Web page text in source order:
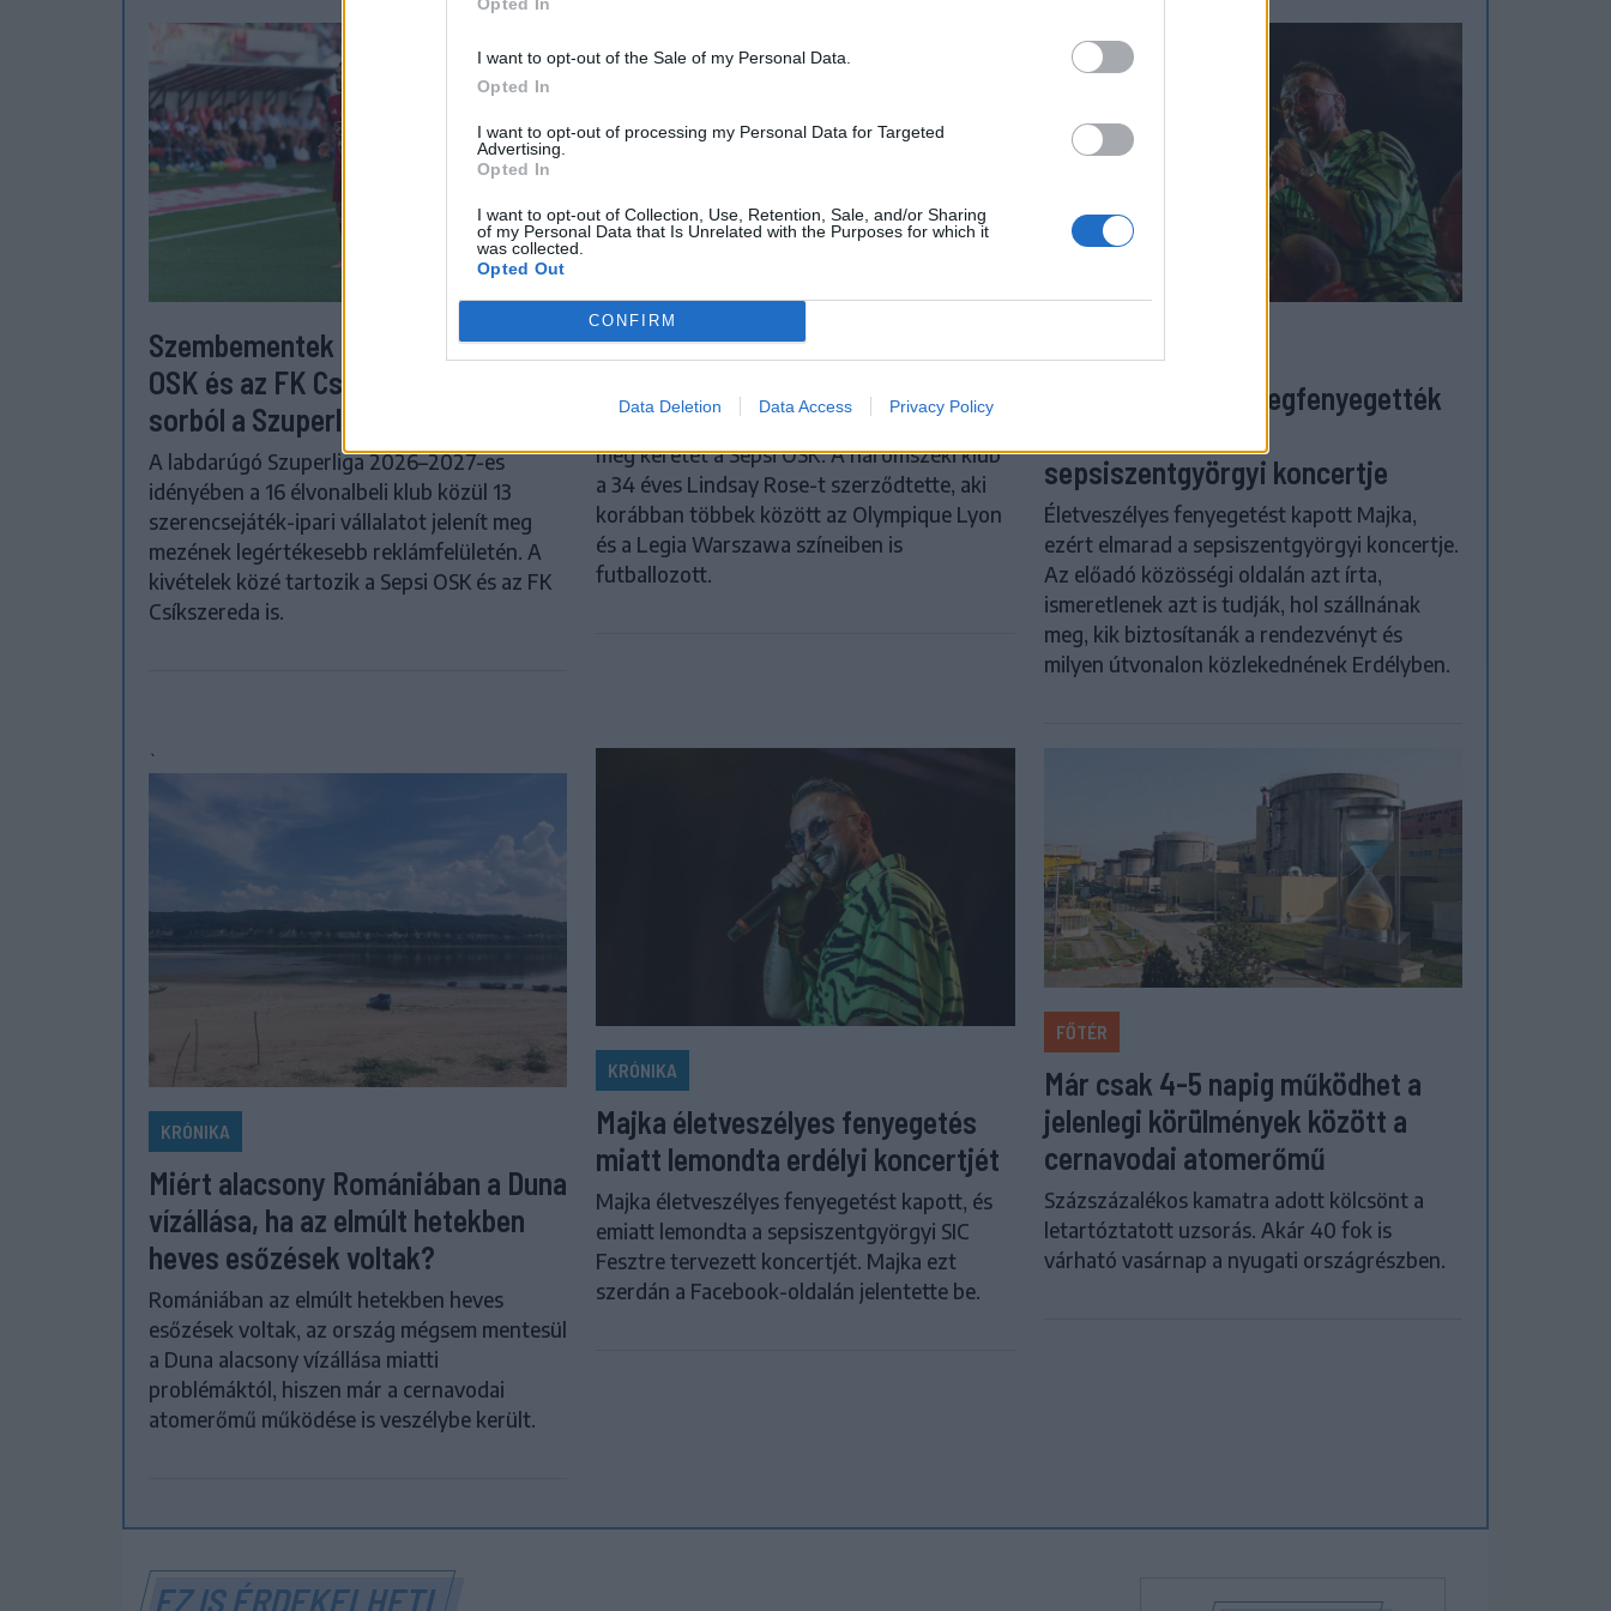
I want to opt-out of the Sale of my Personal Data.
Opted In
I want to opt-out of processing my Personal Data for Targeted
Advertising.
Opted In
I want to opt-out of Collection, Use, Retention, Sale, and/or Sharing
of my Personal Data that Is Unrelated with the Purposes for which it
was collected.
Opted Out
CONFIRM
Data Deletion Data Access Privacy Policy
Szembementek a trenddel: a Sepsi
OSK és az FK Csíkszereda kilóg a
sorból a Szuperligában
A labdarúgó Szuperliga 2026–2027-es
idényében a 16 élvonalbeli klub közül 13
szerencsejáték-ipari vállalatot jelenít meg
mezének legértékesebb reklámfelületén. A
kivételek közé tartozik a Sepsi OSK és az FK
Csíkszereda is.
Neves klubokban játszott a Sepsi
Újabb tapasztalt labdarúgóval erősítette
meg keretét a Sepsi OSK. A háromszéki klub
a 34 éves Lindsay Rose-t szerződtette, aki
korábban többek között az Olympique Lyon
és a Legia Warszawa színeiben is
futballozott.
Életveszélyesen megfenyegették
sepsiszentgyörgyi koncertje
Életveszélyes fenyegetést kapott Majka,
ezért elmarad a sepsiszentgyörgyi koncertje.
Az előadó közösségi oldalán azt írta,
ismeretlenek azt is tudják, hol szállnának
meg, kik biztosítanák a rendezvényt és
milyen útvonalon közlekednének Erdélyben.
`
KRÓNIKA
Miért alacsony Romániában a Duna
vízállása, ha az elmúlt hetekben
heves esőzések voltak?
Romániában az elmúlt hetekben heves
esőzések voltak, az ország mégsem mentesül
a Duna alacsony vízállása miatti
problémáktól, hiszen már a cernavodai
atomerőmű működése is veszélybe került.
KRÓNIKA
Majka életveszélyes fenyegetés
miatt lemondta erdélyi koncertjét
Majka életveszélyes fenyegetést kapott, és
emiatt lemondta a sepsiszentgyörgyi SIC
Fesztre tervezett koncertjét. Majka ezt
szerdán a Facebook-oldalán jelentette be.
FŐTÉR
Már csak 4-5 napig működhet a
jelenlegi körülmények között a
cernavodai atomerőmű
Százszázalékos kamatra adott kölcsönt a
letartóztatott uzsorás. Akár 40 fok is
várható vasárnap a nyugati országrészben.
EZ IS ÉRDEKELHETI